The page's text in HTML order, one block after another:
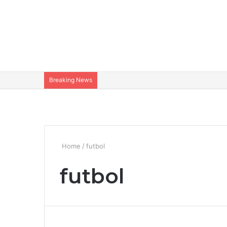
Breaking News
Home / futbol
futbol